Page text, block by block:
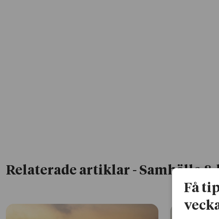
Relaterade artiklar - Samhälle
Få